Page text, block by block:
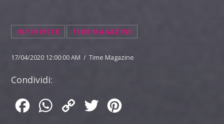
INTERVISTE TIME MAGAZINE
17/04/2020 12:00:00 AM / Time Magazine
Condividi:
FacebookWhatsApp
Copy
Twitter